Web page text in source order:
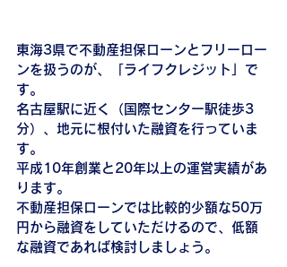
東海3県で不動産担保ローンとフリーロー
ンを扱うのが、「ライフクレジット」で
す。
名古屋駅に近く（国際センター駅徒歩3
分）、地元に根付いた融資を行っていま
す。
平成10年創業と20年以上の運営実績があ
ります。
不動産担保ローンでは比較的少額な50万
円から融資をしていただけるので、低額
な融資であれば検討しましょう。